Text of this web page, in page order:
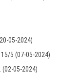
05-2024)
15/5 (07-05-2024)
(02-05-2024)